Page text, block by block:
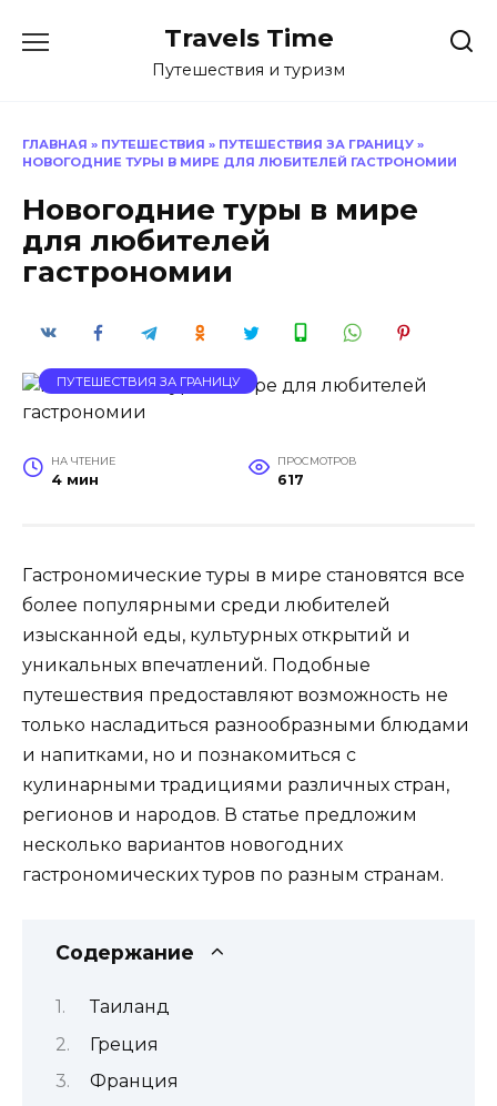
Travels Time
Путешествия и туризм
ГЛАВНАЯ » ПУТЕШЕСТВИЯ » ПУТЕШЕСТВИЯ ЗА ГРАНИЦУ »
НОВОГОДНИЕ ТУРЫ В МИРЕ ДЛЯ ЛЮБИТЕЛЕЙ ГАСТРОНОМИИ
Новогодние туры в мире
для любителей
гастрономии
ПУТЕШЕСТВИЯ ЗА ГРАНИЦУ
НА ЧТЕНИЕ
4 мин
ПРОСМОТРОВ
617
Гастрономические туры в мире становятся все
более популярными среди любителей
изысканной еды, культурных открытий и
уникальных впечатлений. Подобные
путешествия предоставляют возможность не
только насладиться разнообразными блюдами
и напитками, но и познакомиться с
кулинарными традициями различных стран,
регионов и народов. В статье предложим
несколько вариантов новогодних
гастрономических туров по разным странам.
Содержание
Таиланд
Греция
Франция